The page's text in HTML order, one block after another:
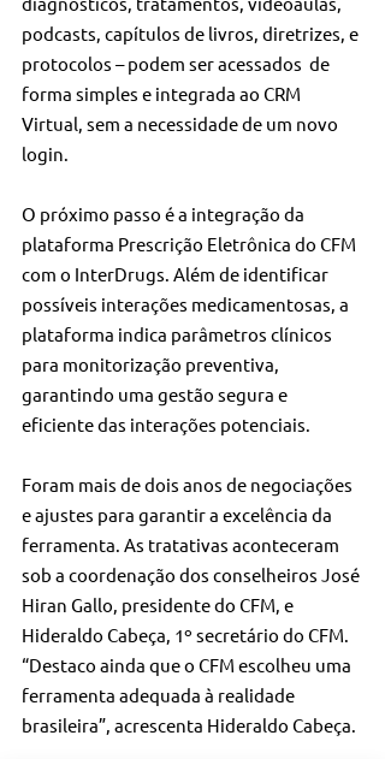
podcasts, capítulos de livros, diretrizes, e
protocolos – podem ser acessados  de
forma simples e integrada ao CRM
Virtual, sem a necessidade de um novo
login.
O próximo passo é a integração da
plataforma Prescrição Eletrônica do CFM
com o InterDrugs. Além de identificar
possíveis interações medicamentosas, a
plataforma indica parâmetros clínicos
para monitorização preventiva,
garantindo uma gestão segura e
eficiente das interações potenciais.
Foram mais de dois anos de negociações
e ajustes para garantir a excelência da
ferramenta. As tratativas aconteceram
sob a coordenação dos conselheiros José
Hiran Gallo, presidente do CFM, e
Hideraldo Cabeça, 1º secretário do CFM.
“Destaco ainda que o CFM escolheu uma
ferramenta adequada à realidade
brasileira”, acrescenta Hideraldo Cabeça.